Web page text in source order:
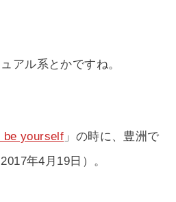
アル系とかですね。
be yourself 」の時に、豊洲で
年4月19日）。